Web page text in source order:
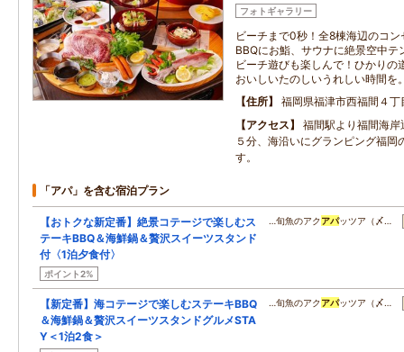
フォトギャラリー
ビーチまで0秒！全8棟海辺のコ
BBQにお鮨、サウナに絶景空中
ビーチ遊びも楽しんで！ひかりの
おいしいたのしいうれしい時間を
住所
福岡県福津市西福間４丁
アクセス
福間駅より福間海
５分、海沿いにグランピング福岡
す。
「アパ」を含む宿泊プラン
【おトクな新定番】絶景コテージで楽しむス
テーキBBQ＆海鮮鍋＆贅沢スイーツスタンド
付〈1泊夕食付〉
ポイント2%
…旬魚のアクアパッツア（〆…
【新定番】海コテージで楽しむステーキBBQ
＆海鮮鍋＆贅沢スイーツスタンドグルメSTA
Y＜1泊2食＞
…旬魚のアクアパッツア（〆…